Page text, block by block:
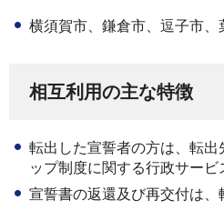
横須賀市、鎌倉市、逗子市、
相互利用の主な特徴
転出した宣誓者の方は、転
ップ制度に関する行政サービ
宣誓書の返還及び再交付は、